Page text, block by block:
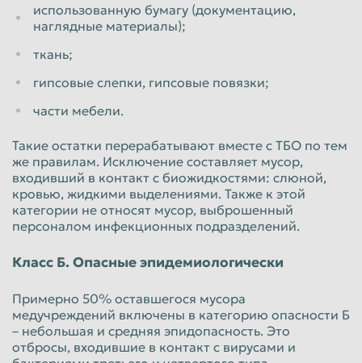
использованную бумагу (документацию,
наглядные материалы);
ткань;
гипсовые слепки, гипсовые повязки;
части мебели.
Такие остатки перерабатывают вместе с ТБО по тем
же правилам. Исключение составляет мусор,
входивший в контакт с биожидкостями: слюной,
кровью, жидкими выделениями. Также к этой
категории не относят мусор, выброшенный
персоналом инфекционных подразделений.
Класс Б. Опасные эпидемиологически
Примерно 50% оставшегося мусора
медучреждений включены в категорию опасности Б
– небольшая и средняя эпидопасность. Это
отбросы, входившие в контакт с вирусами и